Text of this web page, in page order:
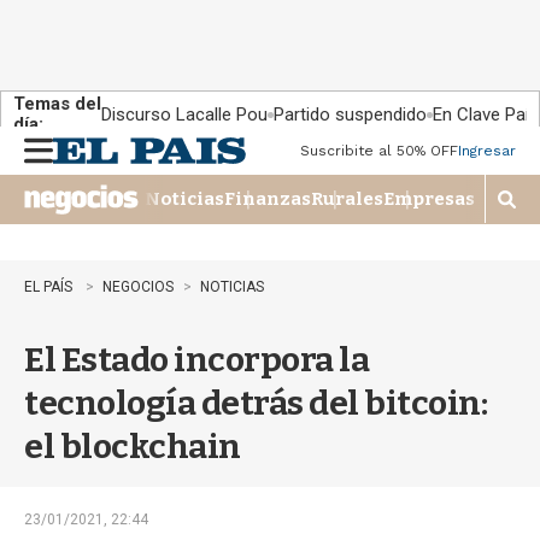
Temas del
día:
Discurso Lacalle Pou Partido suspendido En Clave País
n
u
Suscribite al 50% OFFIngresar
NoticiasFinanzasRuralesEmpresas
M
o
EL PAÍS NEGOCIOS NOTICIAS
El Estado incorpora la
tecnología detrás del bitcoin:
el blockchain
23/01/2021, 22:44